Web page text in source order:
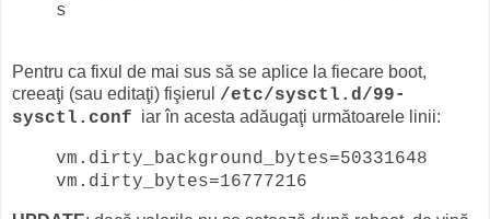
s
Pentru ca fixul de mai sus să se aplice la fiecare boot,
creeaţi (sau editaţi) fişierul /etc/sysctl.d/99-
sysctl.conf iar în acesta adăugaţi următoarele linii:
vm.dirty_background_bytes=50331648
vm.dirty_bytes=16777216